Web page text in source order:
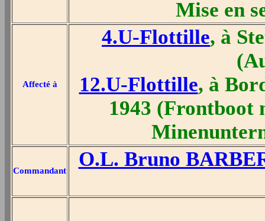
Mise en
Affecté à
4.U-Flottille, à
12.U-Flottille, à
1943 (Frontboot
Commandant O.L. Bruno